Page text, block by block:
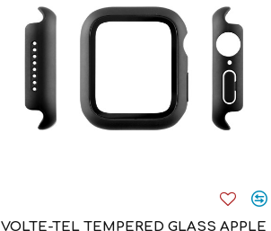
VOLTE-TEL TEMPERED GLASS APPLE